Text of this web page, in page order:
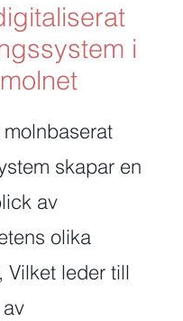
i
molnet
skapar en
av
olika
Vilket leder till